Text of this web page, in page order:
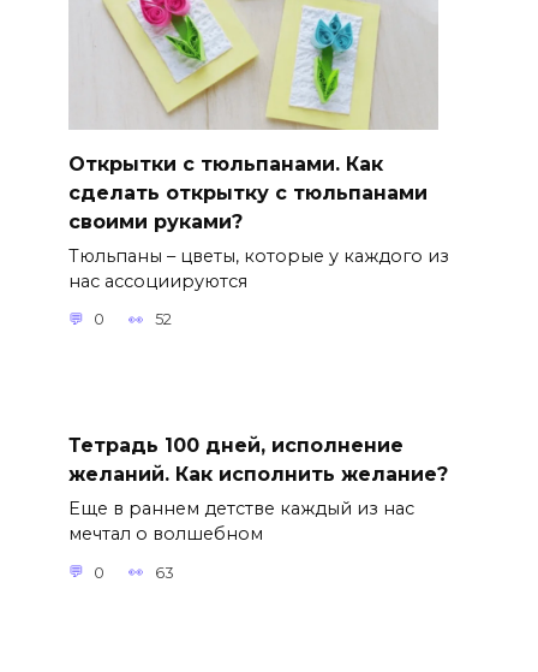
Открытки с тюльпанами. Как
сделать открытку с тюльпанами
своими руками?
Тюльпаны – цветы, которые у каждого из
нас ассоциируются
0 52
Тетрадь 100 дней, исполнение
желаний. Как исполнить желание?
Еще в раннем детстве каждый из нас
мечтал о волшебном
0 63